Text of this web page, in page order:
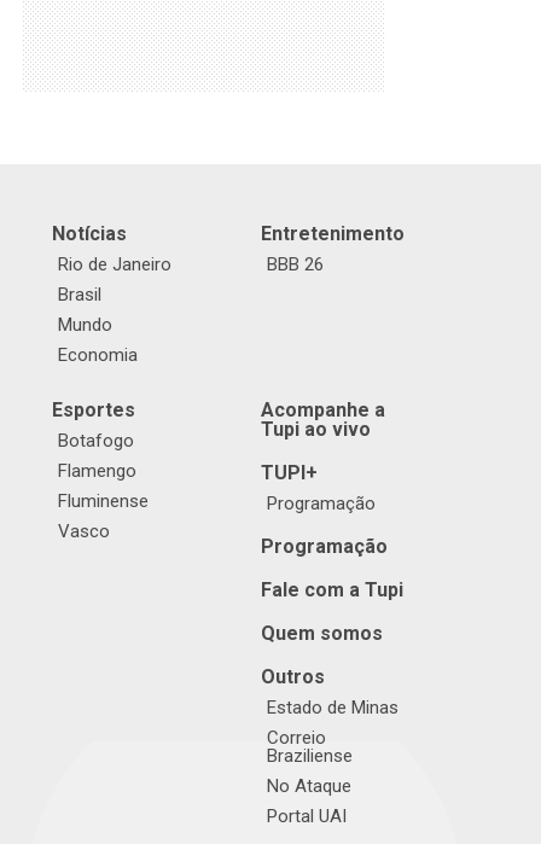
Notícias
Rio de Janeiro
Brasil
Mundo
Economia
Entretenimento
BBB 26
Esportes
Botafogo
Flamengo
Fluminense
Vasco
Acompanhe a
Tupi ao vivo
TUPI+
Programação
Programação
Fale com a Tupi
Quem somos
Outros
Estado de Minas
Correio
Braziliense
No Ataque
Portal UAI